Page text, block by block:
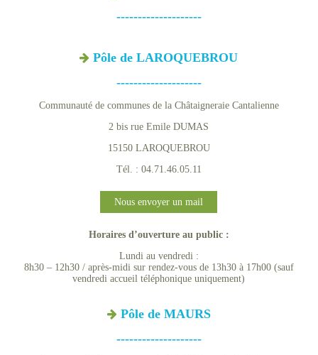
--------------------
Pôle de LAROQUEBROU
--------------------
Communauté de communes de la Châtaigneraie Cantalienne
2 bis rue Emile DUMAS
15150 LAROQUEBROU
Tél. : 04.71.46.05.11
Nous envoyer un mail
Horaires d’ouverture au public :
Lundi au vendredi :
8h30 – 12h30 / après-midi sur rendez-vous de 13h30 à 17h00 (sauf
vendredi accueil téléphonique uniquement)
Pôle de MAURS
--------------------